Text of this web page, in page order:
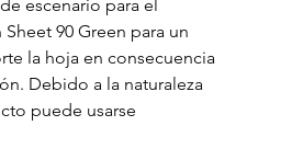
escenario para el
90 Green para un
la hoja en consecuencia
Debido a la naturaleza
puede usarse